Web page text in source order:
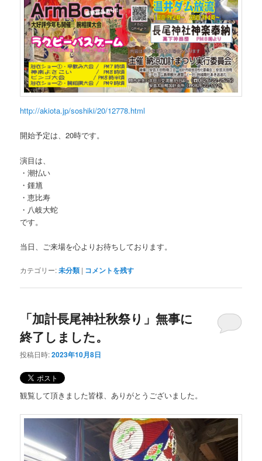
http://akiota.jp/soshiki/20/12778.html
開始予定は、20時です。
演目は、
・潮払い
・鍾馗
・恵比寿
・八岐大蛇
です。
当日、ご来場を心よりお待ちしております。
カテゴリー:未分類 | コメントを残す
「加計長尾神社秋祭り」無事に
終了しました。
投稿日時:2023年10月8日
観覧して頂きました皆様、ありがとうございました。